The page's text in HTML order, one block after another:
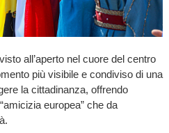
all’aperto nel cuore del centro
più visibile e condiviso di una
la cittadinanza, offrendo
europea” che da